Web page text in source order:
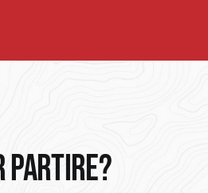
PARTIRE?